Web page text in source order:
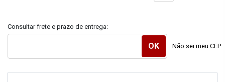
Consultar frete e prazo de entrega:
Não sei meu CEP